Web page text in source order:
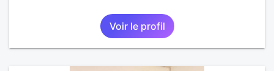
Voir le profil